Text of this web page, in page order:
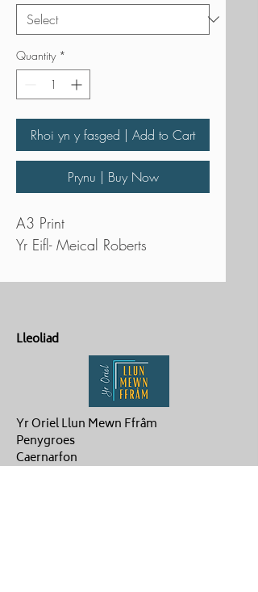
Quantity *
Rhoi yn y fasged | Add to Cart
Prynu | Buy Now
A3 Print
Yr Eifl- Meical Roberts
Lleoliad
Yr Oriel Llun Mewn Ffrâm
Penygroes
Caernarfon